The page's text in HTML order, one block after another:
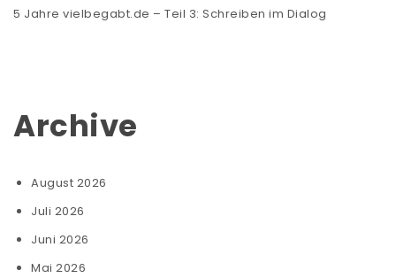
5 Jahre vielbegabt.de – Teil 3: Schreiben im Dialog
Archive
August 2026
Juli 2026
Juni 2026
Mai 2026